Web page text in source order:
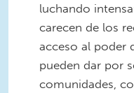
luchando
carecen de los
acceso al poder
pueden dar por
comunidades,